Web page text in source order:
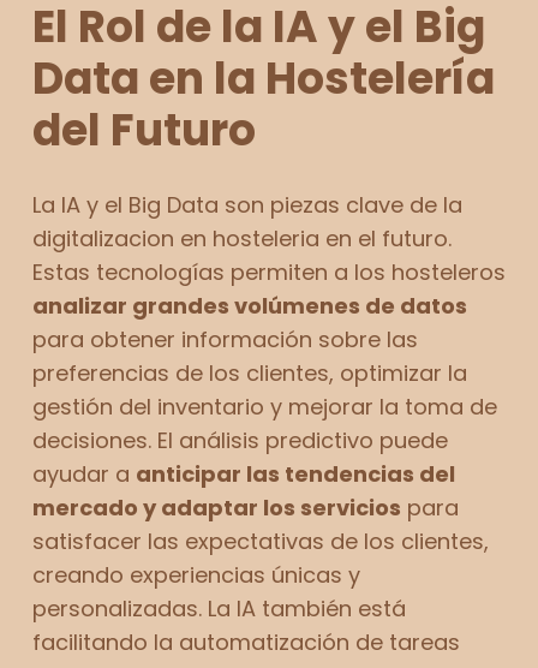
El Rol de la IA y el Big
Data en la Hostelería
del Futuro
La IA y el Big Data son piezas clave de la
digitalizacion en hosteleria en el futuro.
Estas tecnologías permiten a los hosteleros
analizar grandes volúmenes de datos
para obtener información sobre las
preferencias de los clientes, optimizar la
gestión del inventario y mejorar la toma de
decisiones. El análisis predictivo puede
ayudar a anticipar las tendencias del
mercado y adaptar los servicios para
satisfacer las expectativas de los clientes,
creando experiencias únicas y
personalizadas. La IA también está
facilitando la automatización de tareas